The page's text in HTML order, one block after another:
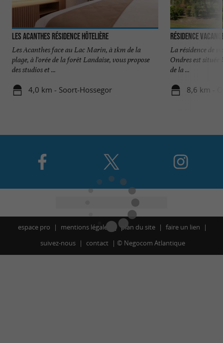
Les Acanthes Résidence Hôtelière
Les Acanthes face au Lac Marin, à 1km de la
plage, à l'orée de la forêt Landaise, vous propose
des studios et ...
4,0 km - Soort-Hossegor
Résidence
La résidence de
Ondres est située
de la ...
8,6 km -
espace pro mentions légales plan du site
faire un lien
suivez-nous
contact © Negocom Atlantique